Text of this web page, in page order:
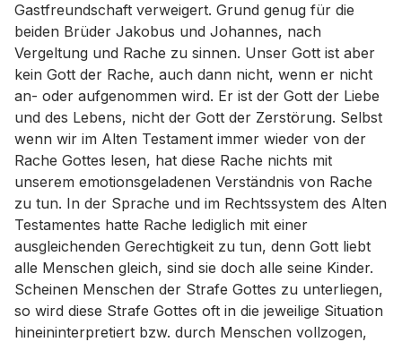
Gastfreundschaft verweigert. Grund genug für die
beiden Brüder Jakobus und Johannes, nach
Vergeltung und Rache zu sinnen. Unser Gott ist aber
kein Gott der Rache, auch dann nicht, wenn er nicht
an- oder aufgenommen wird. Er ist der Gott der Liebe
und des Lebens, nicht der Gott der Zerstörung. Selbst
wenn wir im Alten Testament immer wieder von der
Rache Gottes lesen, hat diese Rache nichts mit
unserem emotionsgeladenen Verständnis von Rache
zu tun. In der Sprache und im Rechtssystem des Alten
Testamentes hatte Rache lediglich mit einer
ausgleichenden Gerechtigkeit zu tun, denn Gott liebt
alle Menschen gleich, sind sie doch alle seine Kinder.
Scheinen Menschen der Strafe Gottes zu unterliegen,
so wird diese Strafe Gottes oft in die jeweilige Situation
hineininterpretiert bzw. durch Menschen vollzogen,